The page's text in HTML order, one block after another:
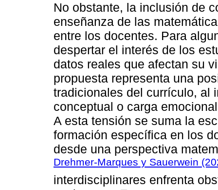
No obstante, la inclusión de
enseñanza de las
entre los docentes. Para
despertar el interés de los
datos reales que afectan su
propuesta representa una
tradicionales del currículo, al
conceptual o carga
A esta tensión se suma la
formación específica en los
desde una perspectiva
Drehmer-Marques y Sauerwein
interdisciplinares enfrenta